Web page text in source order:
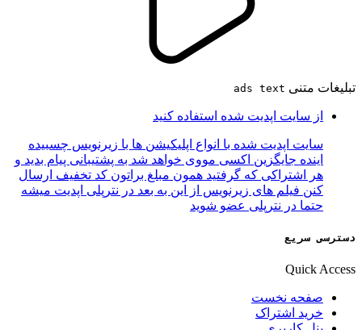
تبلیغات متنی ads text
از سایت اپدیت شده استفاده کنید
سایت اپدیت شده با انواع اپلیکیشن ها با زیرنویس چسبیده
اینده جایگزین اکسی مووی خواهد شد به پشتیبانی پیام بدید و
هر اشتراکی که گرفتید همون مبلغ براتون کد تخفیف ارسال
کنن فیلم های زیرنویس از این به بعد در نترپلی اپدیت میشه
حتما در نترپلی عضو شوید
دسترسی سریع
Quick Access
صفحه نخست
خرید اشتراک